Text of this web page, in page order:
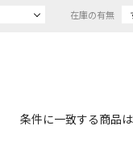
在庫の有無
条件に一致する商品